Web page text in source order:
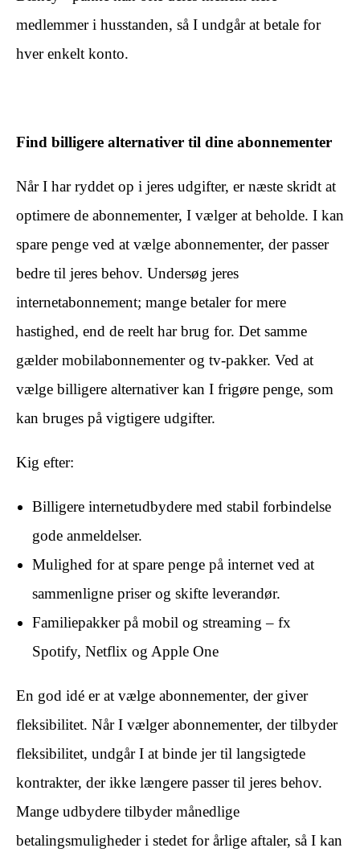
medlemmer i husstanden, så I undgår at betale for
hver enkelt konto.
Find billigere alternativer til dine abonnementer
Når I har ryddet op i jeres udgifter, er næste skridt at
optimere de abonnementer, I vælger at beholde. I kan
spare penge ved at vælge abonnementer, der passer
bedre til jeres behov. Undersøg jeres
internetabonnement; mange betaler for mere
hastighed, end de reelt har brug for. Det samme
gælder mobilabonnementer og tv-pakker. Ved at
vælge billigere alternativer kan I frigøre penge, som
kan bruges på vigtigere udgifter.
Kig efter:
Billigere internetudbydere med stabil forbindelse
gode anmeldelser.
Mulighed for at spare penge på internet ved at
sammenligne priser og skifte leverandør.
Familiepakker på mobil og streaming – fx
Spotify, Netflix og Apple One
En god idé er at vælge abonnementer, der giver
fleksibilitet. Når I vælger abonnementer, der tilbyder
fleksibilitet, undgår I at binde jer til langsigtede
kontrakter, der ikke længere passer til jeres behov.
Mange udbydere tilbyder månedlige
betalingsmuligheder i stedet for årlige aftaler, så I kan